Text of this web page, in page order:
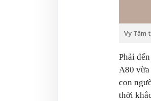
Vy Tâm
Phải
A80
con
thời